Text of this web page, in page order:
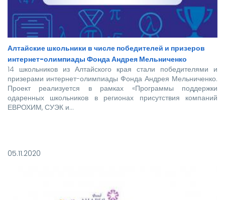
Алтайские школьники в числе победителей и призеров
интернет-олимпиады Фонда Андрея Мельниченко
14 школьников из Алтайского края стали победителями и
призерами интернет-олимпиады Фонда Андрея Мельниченко.
Проект реализуется в рамках «Программы поддержки
одаренных школьников в регионах присутствия компаний
ЕВРОХИМ, СУЭК и…
05.11.2020